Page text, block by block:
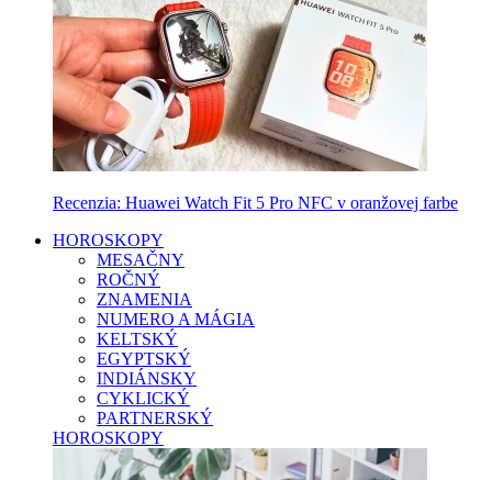
Recenzia: Huawei Watch Fit 5 Pro NFC v oranžovej farbe
HOROSKOPY
MESAČNY
ROČNÝ
ZNAMENIA
NUMERO A MÁGIA
KELTSKÝ
EGYPTSKÝ
INDIÁNSKY
CYKLICKÝ
PARTNERSKÝ
HOROSKOPY